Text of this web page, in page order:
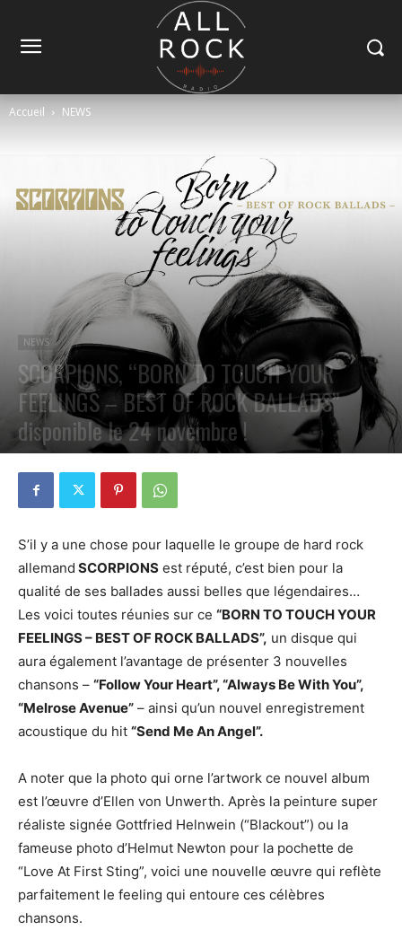
Accueil NEWS
NEWS
SCORPIONS, “BORN TO TOUCH YOUR
FEELINGS – BEST OF ROCK BALLADS”
disponible le 24 novembre !
S’il y a une chose pour laquelle le groupe de hard rock
allemand SCORPIONS est réputé, c’est bien pour la
qualité de ses ballades aussi belles que légendaires…
Les voici toutes réunies sur ce “BORN TO TOUCH YOUR
FEELINGS – BEST OF ROCK BALLADS”, un disque qui
aura également l’avantage de présenter 3 nouvelles
chansons – “Follow Your Heart”, “Always Be With You”,
“Melrose Avenue” – ainsi qu’un nouvel enregistrement
acoustique du hit “Send Me An Angel”.
A noter que la photo qui orne l’artwork ce nouvel album
est l’œuvre d’Ellen von Unwerth. Après la peinture super
réaliste signée Gottfried Helnwein (“Blackout”) ou la
fameuse photo d’Helmut Newton pour la pochette de
“Love At First Sting”, voici une nouvelle œuvre qui reflète
parfaitement le feeling qui entoure ces célèbres
chansons.